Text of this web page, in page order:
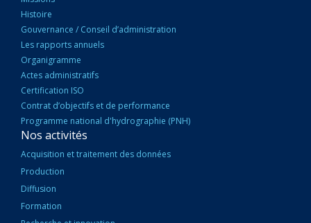
Histoire
Gouvernance / Conseil d’administration
Les rapports annuels
Organigramme
Actes administratifs
Certification ISO
Contrat d’objectifs et de performance
Programme national d'hydrographie (PNH)
Nos activités
Acquisition et traitement des données
Production
Diffusion
Formation